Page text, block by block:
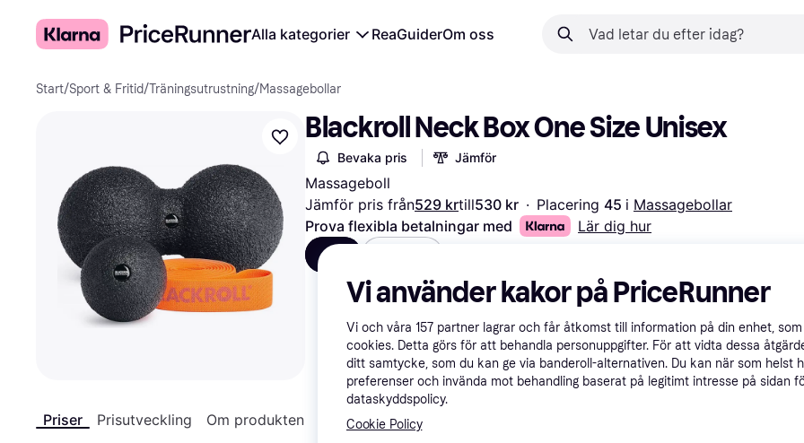
Alla kategorier ReaGuiderOm oss
Start/Sport & Fritid/Träningsutrustning/Massagebollar
Blackroll Neck Box One Size Unisex
Bevaka pris Jämför
Massageboll
Jämför pris från529 krtill530 kr · Placering 45 i Massagebollar
Prova flexibla betalningar med
Lär dig hur
Alla
Priser Prisutveckling Om produkten Specifikationer
Vi använder kakor på PriceRunner
Vi och våra 157 partner lagrar och får åtkomst till information på din enhet,
cookies. Detta görs för att behandla personuppgifter. För att vidta dessa
ditt samtycke, som du kan ge via banderoll-alternativen. Du kan när som helst
preferenser och invända mot behandling baserat på legitimt intresse på sidan
dataskyddspolicy.
Cookie Policy